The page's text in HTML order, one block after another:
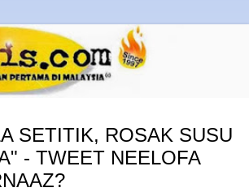
SETITIK, ROSAK SUSU
- TWEET NEELOFA